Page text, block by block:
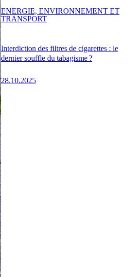
Interdiction des filtres de cigarettes : le
dernier souffle du tabagisme ?
28.10.2025
ENERGIE, ENVIRONNEMENT ET
TRANSPORT